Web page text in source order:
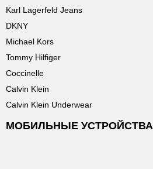
Karl Lagerfeld Jeans
DKNY
Michael Kors
Tommy Hilfiger
Coccinelle
Calvin Klein
Calvin Klein Underwear
МОБИЛЬНЫЕ УСТРОЙСТВА